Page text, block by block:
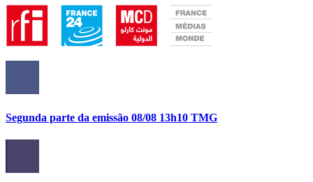
Segunda parte da emissão 08/08 13h10 TMG